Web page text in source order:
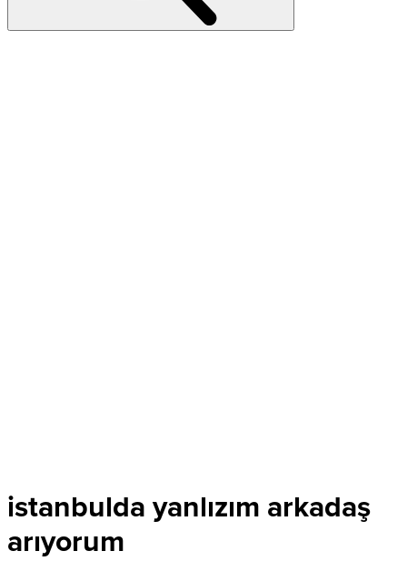
istanbulda yanlızım arkadaş
arıyorum